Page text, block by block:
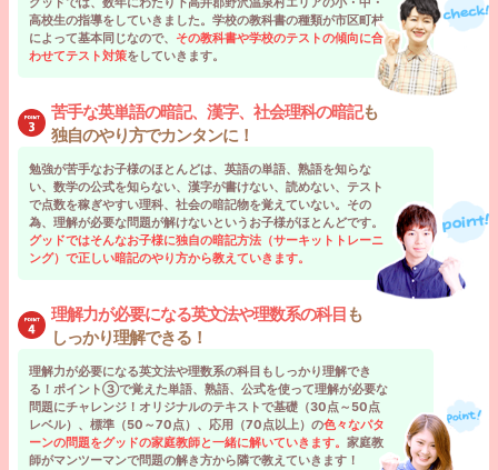
高校生の指導をしていきました。学校の教科書の種類が市区町村
によって基本同じなので、 その教科書や学校のテストの傾向に合
わせてテスト対策をしていきます。
苦手な英単語の暗記、漢字、社会理科の暗記も
独自のやり方でカンタンに！
勉強が苦手なお子様のほとんどは、英語の単語、熟語を知らな
い、数学の公式を知らない、漢字が書けない、読めない、テスト
で点数を稼ぎやすい理科、社会の暗記物を覚えていない。その
為、理解が必要な問題が解けないというお子様がほとんどです。
グッドではそんなお子様に独自の暗記方法（サーキットトレーニ
ング）で正しい暗記のやり方から教えていきます。
理解力が必要になる英文法や理数系の科目 も
しっかり理解できる！
理解力が必要になる英文法や理数系の科目もしっかり理解でき
る！ポイント③で覚えた単語、熟語、公式を使って理解が必要な
問題にチャレンジ！オリジナルのテキストで基礎（30点～50点
レベル）、標準（50～70点）、応用（70点以上）の色々なパタ
ーンの問題をグッドの家庭教師と一緒に解いていきます。 家庭教
師がマンツーマンで問題の解き方から隣で教えていきます！